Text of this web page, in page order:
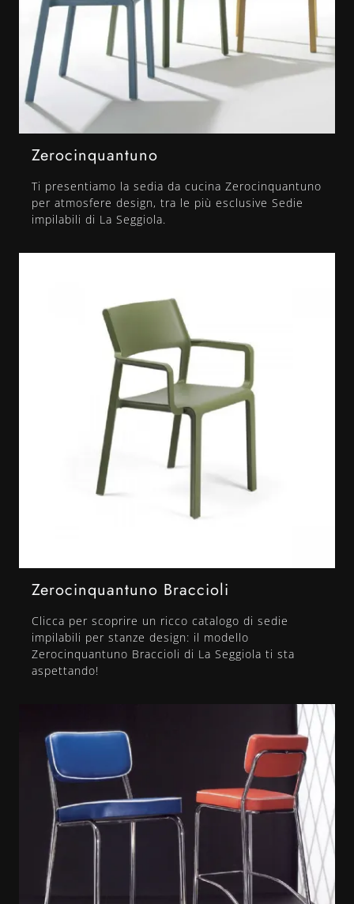
Zerocinquantuno
Ti presentiamo la sedia da cucina Zerocinquantuno
per atmosfere design, tra le più esclusive Sedie
impilabili di La Seggiola.
Zerocinquantuno Braccioli
Clicca per scoprire un ricco catalogo di sedie
impilabili per stanze design: il modello
Zerocinquantuno Braccioli di La Seggiola ti sta
aspettando!